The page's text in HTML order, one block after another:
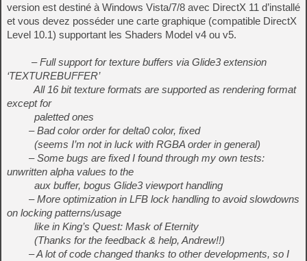
version est destiné à Windows Vista/7/8 avec DirectX 11 d’installé
et vous devez posséder une carte graphique (compatible DirectX
Level 10.1) supportant les Shaders Model v4 ou v5.
– Full support for texture buffers via Glide3 extension
‘TEXTUREBUFFER’
All 16 bit texture formats are supported as rendering format
except for
paletted ones
– Bad color order for delta0 color, fixed
(seems I’m not in luck with RGBA order in general)
– Some bugs are fixed I found through my own tests:
unwritten alpha values to the
aux buffer, bogus Glide3 viewport handling
– More optimization in LFB lock handling to avoid slowdowns
on locking patterns/usage
like in King’s Quest: Mask of Eternity
(Thanks for the feedback & help, Andrew!!)
– A lot of code changed thanks to other developments, so I